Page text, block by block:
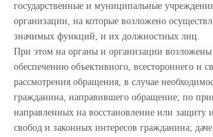
государственные и муниципальные
организации, на которые возложено
значимых функций, и их должностных лиц.
При этом на органы и организации возложены
обеспечению объективного, всестороннего и
рассмотрения обращения, в случае
гражданина, направившего обращение; по
направленных на восстановление или защиту
свобод и законных интересов гражданина;